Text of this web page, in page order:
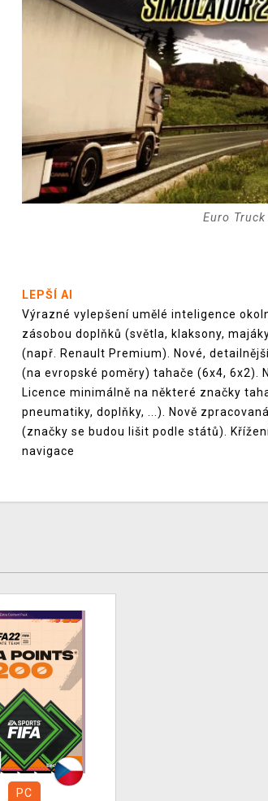
Euro
LEPŠÍ AI
Výrazné vylepšení umělé inteligence
zásobou doplňků (světla, klaksony,
(např. Renault Premium). Nové,
(na evropské poměry) tahače (6x4, 6x2).
Licence minimálně na některé značky
pneumatiky, doplňky, ...). Nově
(značky se budou lišit podle států).
navigace
PC